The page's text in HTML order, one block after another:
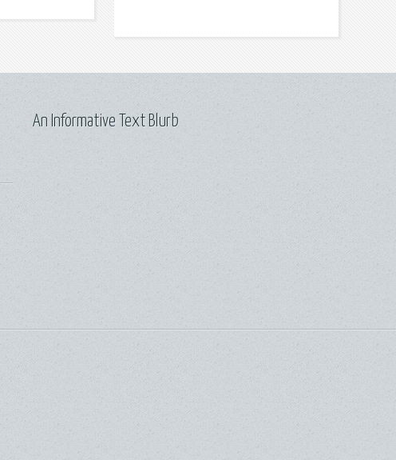
An Informative Text Blurb